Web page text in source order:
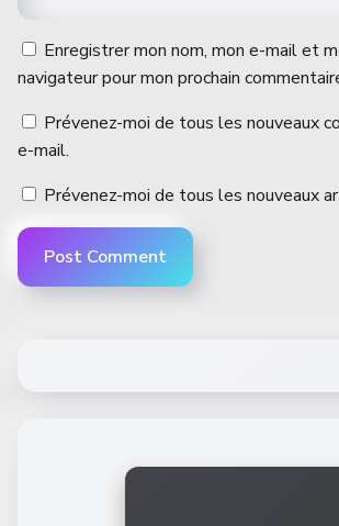
Enregistrer mon nom, mon e-mail et
navigateur pour mon prochain
Prévenez-moi de tous les nouveaux
e-mail.
Prévenez-moi de tous les nouveaux